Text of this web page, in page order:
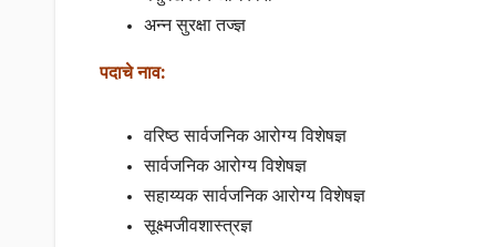
अन्न सुरक्षा तज्ज्ञ
पदाचे नाव:
वरिष्ठ सार्वजनिक आरोग्य विशेषज्ञ
सार्वजनिक आरोग्य विशेषज्ञ
सहाय्यक सार्वजनिक आरोग्य विशेषज्ञ
सूक्ष्मजीवशास्त्रज्ञ